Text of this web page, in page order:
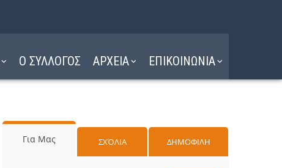
Ο ΣΥΛΛΟΓΟΣ ΑΡΧΕΙΑ ΕΠΙΚΟΙΝΩΝΙΑ
Για Μας ΣΧΌΛΙΑ ΔΗΜΟΦΙΛΗ